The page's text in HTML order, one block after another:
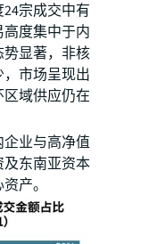
宗成交中有
度集中于内
显著，非核
市场呈现出
域供应仍在
业与高净值
东南亚资本
产。